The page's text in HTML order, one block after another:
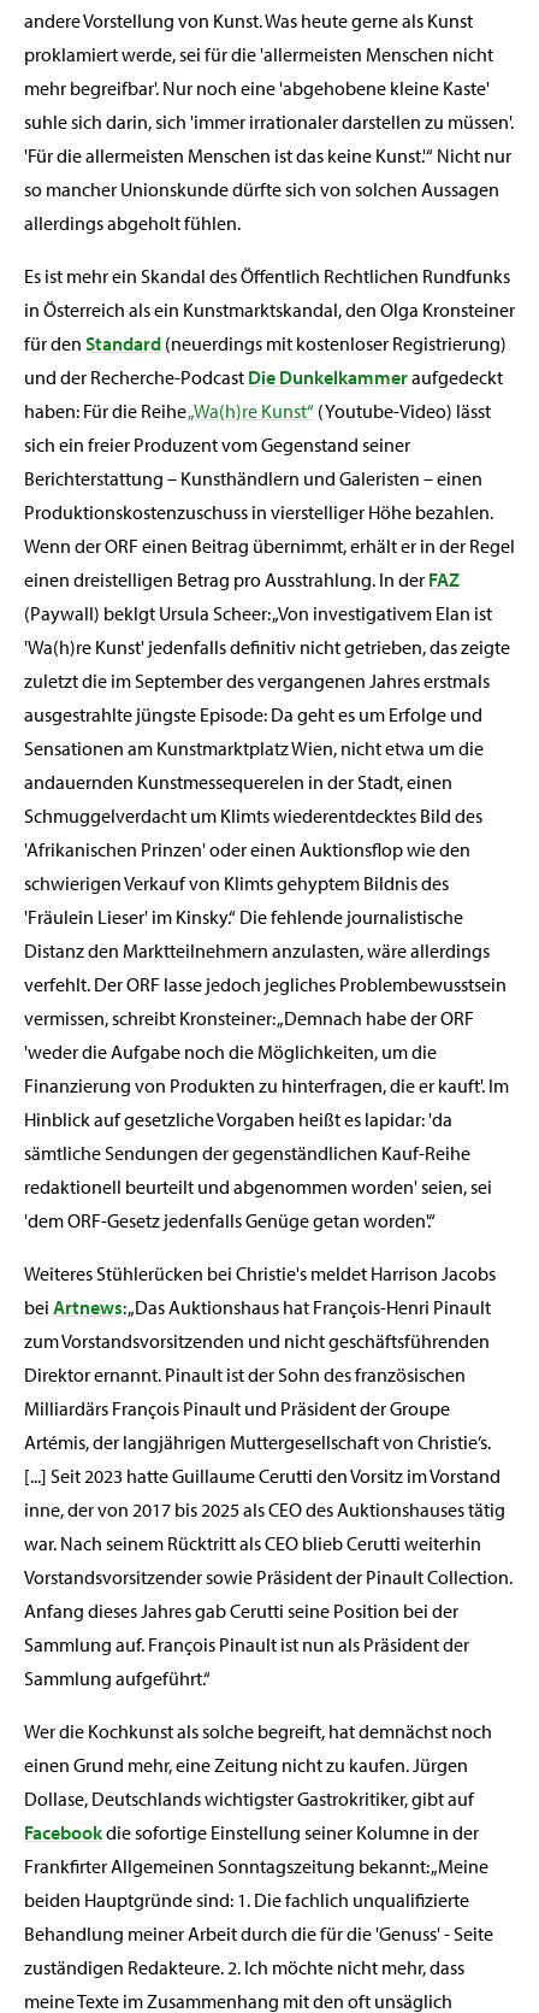
andere Vorstellung von Kunst. Was heute gerne als Kunst
proklamiert werde, sei für die 'allermeisten Menschen nicht
mehr begreifbar'. Nur noch eine 'abgehobene kleine Kaste'
suhle sich darin, sich 'immer irrationaler darstellen zu müssen'.
'Für die allermeisten Menschen ist das keine Kunst.'“ Nicht nur
so mancher Unionskunde dürfte sich von solchen Aussagen
allerdings abgeholt fühlen.
Es ist mehr ein Skandal des Öffentlich Rechtlichen Rundfunks
in Österreich als ein Kunstmarktskandal, den Olga Kronsteiner
für den Standard (neuerdings mit kostenloser Registrierung)
und der Recherche-Podcast Die Dunkelkammeraufgedeckt
haben: Für die Reihe„Wa(h)re Kunst“ (Youtube-Video) lässt
sich ein freier Produzent vom Gegenstand seiner
Berichterstattung – Kunsthändlern und Galeristen – einen
Produktionskostenzuschuss in vierstelliger Höhe bezahlen.
Wenn der ORF einen Beitrag übernimmt, erhält er in der Regel
einen dreistelligen Betrag pro Ausstrahlung. In der FAZ
(Paywall) beklgt Ursula Scheer: „Von investigativem Elan ist
'Wa(h)re Kunst' jedenfalls definitiv nicht getrieben, das zeigte
zuletzt die im September des vergangenen Jahres erstmals
ausgestrahlte jüngste Episode: Da geht es um Erfolge und
Sensationen am Kunstmarktplatz Wien, nicht etwa um die
andauernden Kunstmessequerelen in der Stadt, einen
Schmuggelverdacht um Klimts wiederentdecktes Bild des
'Afrikanischen Prinzen' oder einen Auktionsflop wie den
schwierigen Verkauf von Klimts gehyptem Bildnis des
'Fräulein Lieser' im Kinsky.“ Die fehlende journalistische
Distanz den Marktteilnehmern anzulasten, wäre allerdings
verfehlt. Der ORF lasse jedoch jegliches Problembewusstsein
vermissen, schreibt Kronsteiner: „Demnach habe der ORF
'weder die Aufgabe noch die Möglichkeiten, um die
Finanzierung von Produkten zu hinterfragen, die er kauft'. Im
Hinblick auf gesetzliche Vorgaben heißt es lapidar: 'da
sämtliche Sendungen der gegenständlichen Kauf-Reihe
redaktionell beurteilt und abgenommen worden' seien, sei
'dem ORF-Gesetz jedenfalls Genüge getan worden'.“
Weiteres Stühlerücken bei Christie's meldet Harrison Jacobs
bei Artnews: „Das Auktionshaus hat François-Henri Pinault
zum Vorstandsvorsitzenden und nicht geschäftsführenden
Direktor ernannt. Pinault ist der Sohn des französischen
Milliardärs François Pinault und Präsident der Groupe
Artémis, der langjährigen Muttergesellschaft von Christie’s.
[...] Seit 2023 hatte Guillaume Cerutti den Vorsitz im Vorstand
inne, der von 2017 bis 2025 als CEO des Auktionshauses tätig
war. Nach seinem Rücktritt als CEO blieb Cerutti weiterhin
Vorstandsvorsitzender sowie Präsident der Pinault Collection.
Anfang dieses Jahres gab Cerutti seine Position bei der
Sammlung auf. François Pinault ist nun als Präsident der
Sammlung aufgeführt.“
Wer die Kochkunst als solche begreift, hat demnächst noch
einen Grund mehr, eine Zeitung nicht zu kaufen. Jürgen
Dollase, Deutschlands wichtigster Gastrokritiker, gibt auf
Facebookdie sofortige Einstellung seiner Kolumne in der
Frankfirter Allgemeinen Sonntagszeitung bekannt: „Meine
beiden Hauptgründe sind: 1. Die fachlich unqualifizierte
Behandlung meiner Arbeit durch die für die 'Genuss' - Seite
zuständigen Redakteure. 2. Ich möchte nicht mehr, dass
meine Texte im Zusammenhang mit den oft unsäglich